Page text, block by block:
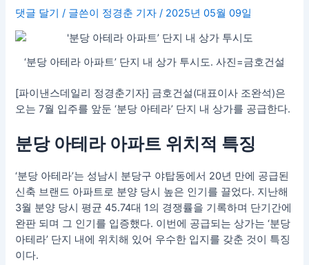
댓글 달기 / 글쓴이 정경춘 기자/ 2025년 05월 09일
‘분당 아테라 아파트’ 단지 내 상가 투시도. 사진=금호건설
[파이낸스데일리 정경춘기자] 금호건설(대표이사 조완석)은
오는 7월 입주를 앞둔 ‘분당 아테라’ 단지 내 상가를 공급한다.
분당 아테라 아파트 위치적 특징
‘분당 아테라’는 성남시 분당구 야탑동에서 20년 만에 공급된
신축 브랜드 아파트로 분양 당시 높은 인기를 끌었다. 지난해
3월 분양 당시 평균 45.74대 1의 경쟁률을 기록하며 단기간에
완판 되며 그 인기를 입증했다. 이번에 공급되는 상가는 ‘분당
아테라’ 단지 내에 위치해 있어 우수한 입지를 갖춘 것이 특징
이다.